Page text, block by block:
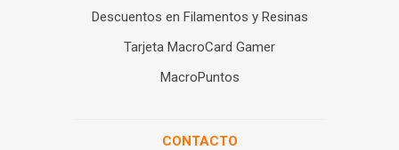
Descuentos en Filamentos y Resinas
Tarjeta MacroCard Gamer
MacroPuntos
CONTACTO